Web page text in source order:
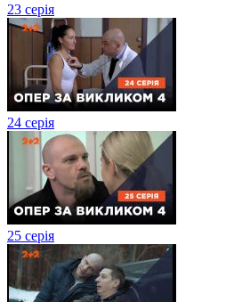
23 серія
24 серія
25 серія